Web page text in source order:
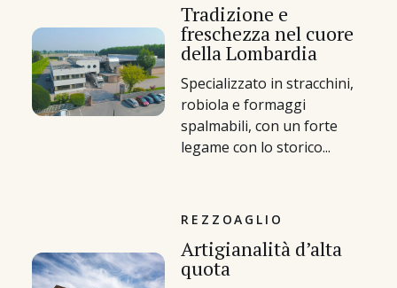
Tradizione e
freschezza nel cuore
della Lombardia
Specializzato in stracchini,
robiola e formaggi
spalmabili, con un forte
legame con lo storico...
REZZOAGLIO
Artigianalità d’alta
quota